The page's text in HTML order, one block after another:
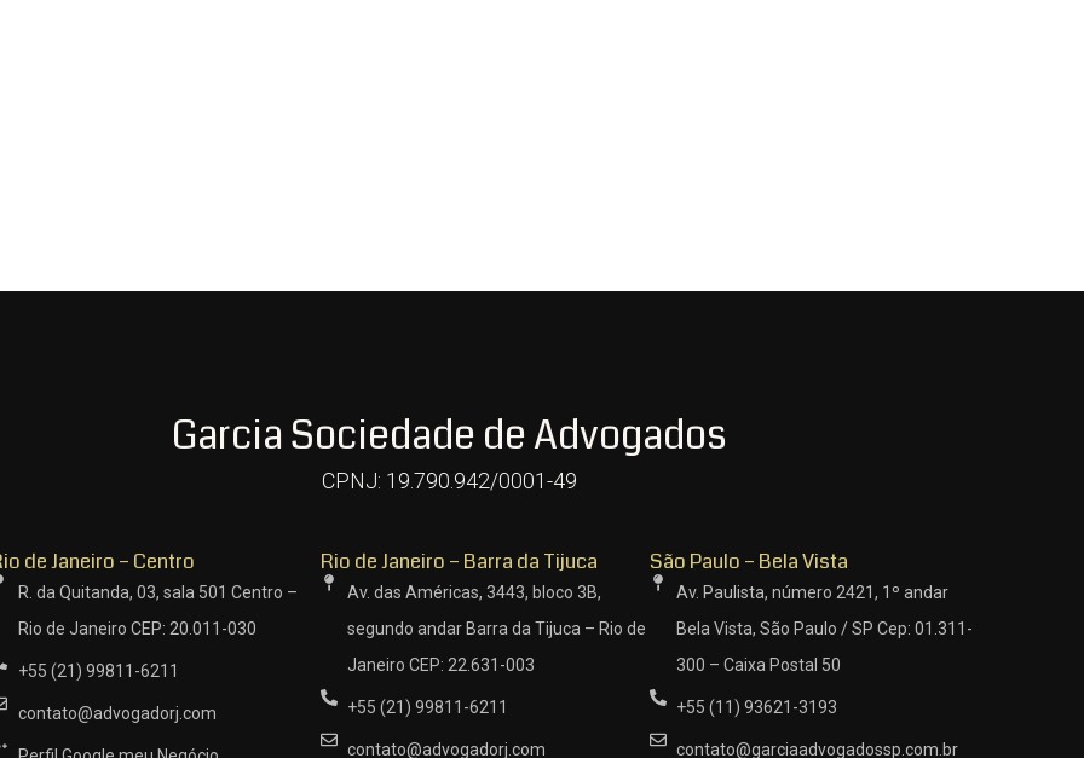
Garcia Sociedade de Advogados
CPNJ: 19.790.942/0001-49
de Janeiro – Centro
R. da Quitanda, 03, sala 501 Centro –
Rio de Janeiro CEP: 20.011-030
+55 (21) 99811-6211
contato@advogadorj.com
Rio de Janeiro – Barra da Tijuca
Av. das Américas, 3443, bloco 3B,
segundo andar Barra da Tijuca – Rio de
Janeiro CEP: 22.631-003
+55 (21) 99811-6211
contato@advogadorj.com
São Paulo – Bela Vista
Av. Paulista, número 2421, 1º andar
Bela Vista, São Paulo / SP Cep: 01.311-
300 – Caixa Postal 50
+55 (11) 93621-3193
contato@garciaadvogadossp.com.br